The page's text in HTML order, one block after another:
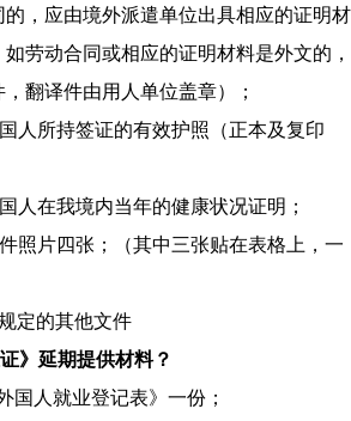
，应由境外派遣单位出具相应的证明材
劳动合同或相应的证明材料是外文的，
翻译件由用人单位盖章）；
人所持签证的有效护照（正本及复印
人在我境内当年的健康状况证明；
照片四张；（其中三张贴在表格上，一
定的其他文件
》延期提供材料？
国人就业登记表》一份；